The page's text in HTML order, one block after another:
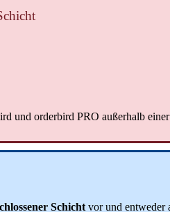
und orderbird PRO außerhalb
Schicht vor und entweder